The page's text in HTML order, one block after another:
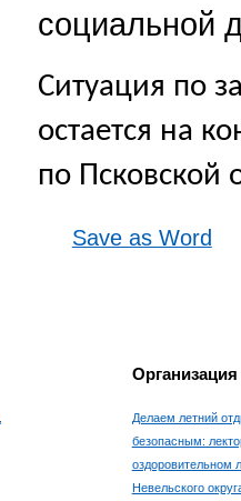
социальной
Ситуация по
остается на
по Псковской
Save as Word
Делаем летний
безопасным:
оздоровительном
Невельского